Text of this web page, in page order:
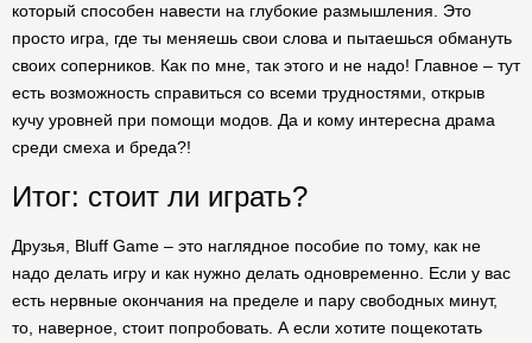
который способен навести на глубокие размышления. Это
просто игра, где ты меняешь свои слова и пытаешься обмануть
своих соперников. Как по мне, так этого и не надо! Главное – тут
есть возможность справиться со всеми трудностями, открыв
кучу уровней при помощи модов. Да и кому интересна драма
среди смеха и бреда?!
Итог: стоит ли играть?
Друзья, Bluff Game – это наглядное пособие по тому, как не
надо делать игру и как нужно делать одновременно. Если у вас
есть нервные окончания на пределе и пару свободных минут,
то, наверное, стоит попробовать. А если хотите пощекотать